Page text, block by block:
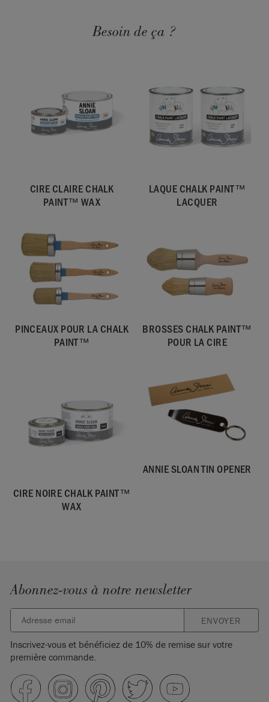
Besoin de ça ?
CIRE CLAIRE CHALK
PAINT™ WAX
LAQUE CHALK PAINT™
LACQUER
PINCEAUX POUR LA CHALK
PAINT™
BROSSES CHALK PAINT™
POUR LA CIRE
CIRE NOIRE CHALK PAINT™
WAX
ANNIE SLOAN TIN OPENER
Abonnez-vous à notre newsletter
ENVOYER
Inscrivez-vous et bénéficiez de 10% de remise sur votre
première commande.